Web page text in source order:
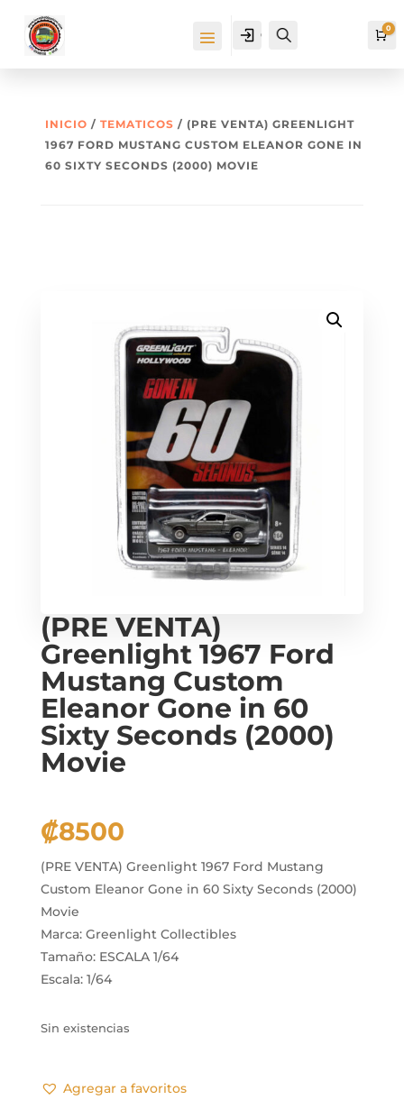
Cuenta 0
INICIO / TEMATICOS / (PRE VENTA) GREENLIGHT
1967 FORD MUSTANG CUSTOM ELEANOR GONE IN
60 SIXTY SECONDS (2000) MOVIE
(PRE VENTA)
Greenlight 1967 Ford
Mustang Custom
Eleanor Gone in 60
Sixty Seconds (2000)
Movie
₡8500
(PRE VENTA) Greenlight 1967 Ford Mustang
Custom Eleanor Gone in 60 Sixty Seconds (2000)
Movie
Marca: Greenlight Collectibles
Tamaño: ESCALA 1/64
Escala: 1/64
Sin existencias
Agregar a favoritos